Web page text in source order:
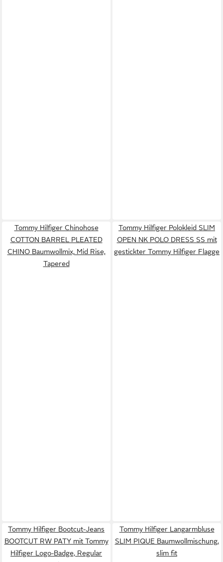
Tommy Hilfiger Chinohose
COTTON BARREL PLEATED
CHINO Baumwollmix, Mid Rise,
Tapered
Tommy Hilfiger Polokleid SLIM
OPEN NK POLO DRESS SS mit
gestickter Tommy Hilfiger Flagge
Tommy Hilfiger Bootcut-Jeans
BOOTCUT RW PATY mit Tommy
Hilfiger Logo-Badge, Regular
Tommy Hilfiger Langarmbluse
SLIM PIQUE Baumwollmischung,
slim fit